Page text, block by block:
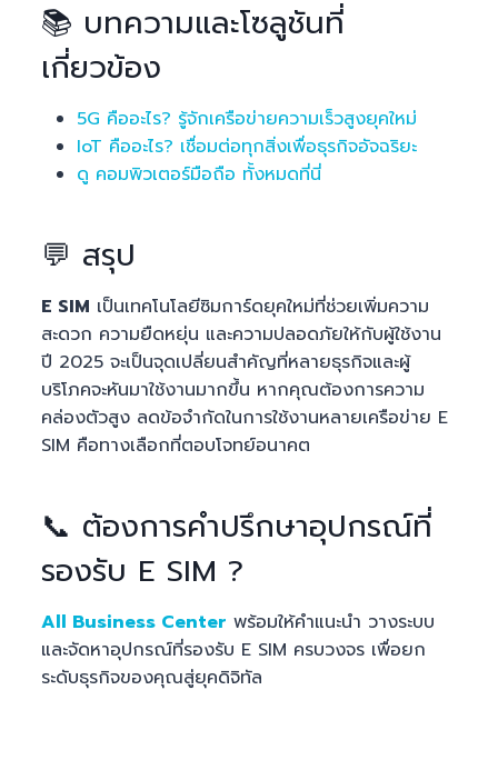
📚 บทความและโซลูชันที่
เกี่ยวข้อง
5G คืออะไร? รู้จักเครือข่ายความเร็วสูงยุคใหม่
IoT คืออะไร? เชื่อมต่อทุกสิ่งเพื่อธุรกิจอัจฉริยะ
ดู คอมพิวเตอร์มือถือ ทั้งหมดที่นี่
💬 สรุป
E SIM เป็นเทคโนโลยีซิมการ์ดยุคใหม่ที่ช่วยเพิ่มความ
สะดวก ความยืดหยุ่น และความปลอดภัยให้กับผู้ใช้งาน
ปี 2025 จะเป็นจุดเปลี่ยนสำคัญที่หลายธุรกิจและผู้
บริโภคจะหันมาใช้งานมากขึ้น หากคุณต้องการความ
คล่องตัวสูง ลดข้อจำกัดในการใช้งานหลายเครือข่าย E
SIM คือทางเลือกที่ตอบโจทย์อนาคต
📞 ต้องการคำปรึกษาอุปกรณ์ที่
รองรับ E SIM ?
All Business Center พร้อมให้คำแนะนำ วางระบบ
และจัดหาอุปกรณ์ที่รองรับ E SIM ครบวงจร เพื่อยก
ระดับธุรกิจของคุณสู่ยุคดิจิทัล